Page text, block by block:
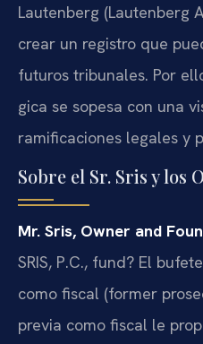
Lautenberg (Lautenberg
crear un registro que
futuros tribunales. Por
gica se sopesa con una
ramificaciones legales y
Sobre el Sr. Sris y los
Mr. Sris, Owner and
SRIS, P.C., fund? El
como fiscal (former
previa como fiscal le